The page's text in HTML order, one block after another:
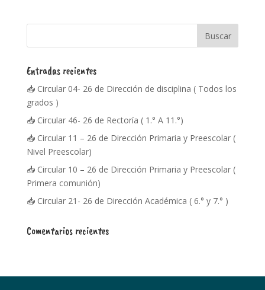
Entradas recientes
📥 Circular 04- 26 de Dirección de disciplina ( Todos los
grados )
📥 Circular 46- 26 de Rectoría ( 1.° A 11.°)
📥 Circular 11 – 26 de Dirección Primaria y Preescolar (
Nivel Preescolar)
📥 Circular 10 – 26 de Dirección Primaria y Preescolar (
Primera comunión)
📥 Circular 21- 26 de Dirección Académica ( 6.° y 7.° )
Comentarios recientes